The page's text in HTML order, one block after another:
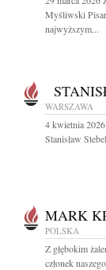
Myśliwski
najwyższym...
WARSZAWA
4 kwietnia
Stanisław
MARK
POLSKA
Z głębokim
członek